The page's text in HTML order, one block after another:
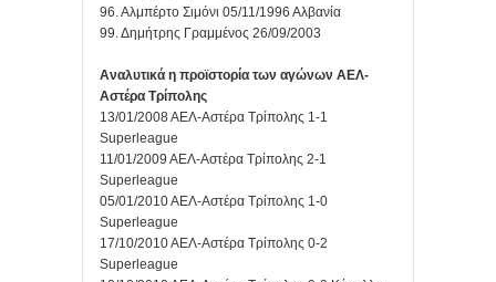
96. Αλμπέρτο Σιμόνι 05/11/1996 Αλβανία
99. Δημήτρης Γραμμένος 26/09/2003
Αναλυτικά η προϊστορία των αγώνων ΑΕΛ-
Αστέρα Τρίπολης
13/01/2008 ΑΕΛ-Αστέρα Τρίπολης 1-1
Superleague
11/01/2009 ΑΕΛ-Αστέρα Τρίπολης 2-1
Superleague
05/01/2010 ΑΕΛ-Αστέρα Τρίπολης 1-0
Superleague
17/10/2010 ΑΕΛ-Αστέρα Τρίπολης 0-2
Superleague